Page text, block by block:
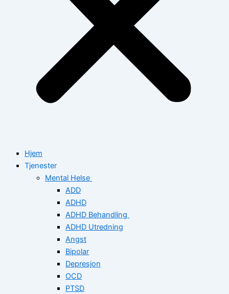
Hjem
Tjenester
Mental Helse
ADD
ADHD
ADHD Behandling
ADHD Utredning
Angst
Bipolar
Depresjon
OCD
PTSD